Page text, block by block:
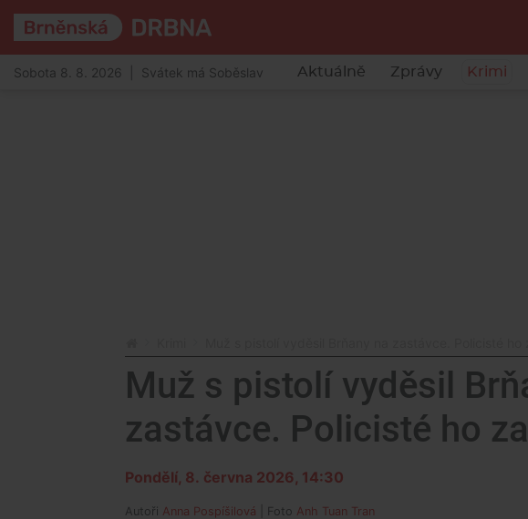
Sobota 8. 8. 2026 | Svátek má Soběslav Aktuálně Zprávy Krimi
Muž s pistolí vyděsil
zastávce. Policisté ho
Pondělí, 8. června 2026, 14:30
Autoři Anna Pospíšilová | Foto Anh Tuan Tran